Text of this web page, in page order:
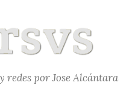
por Jose Alcántara